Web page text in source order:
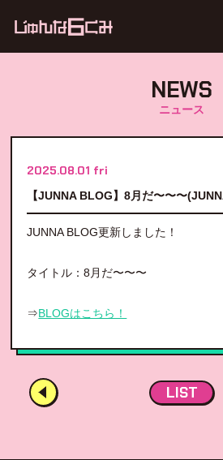
NEWS
ニュース
2025.08.01 fri
【JUNNA BLOG】8月だ〜〜〜
JUNNA BLOG更新しました！
タイトル：8月だ〜〜〜
⇒BLOGはこちら！
LIST